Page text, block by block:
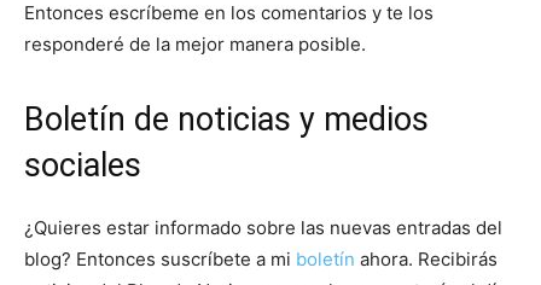
Entonces escríbeme en los comentarios y te los
responderé de la mejor manera posible.
Boletín de noticias y medios
sociales
¿Quieres estar informado sobre las nuevas entradas del
blog? Entonces suscríbete a mi boletín ahora. Recibirás